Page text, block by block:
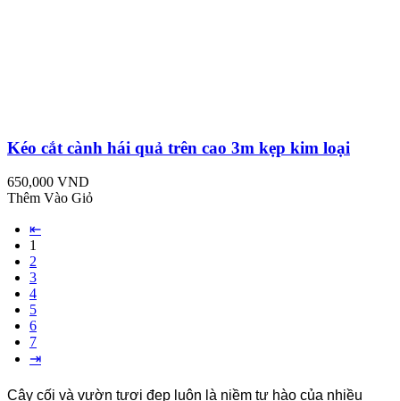
Kéo cắt cành hái quả trên cao 3m kẹp kim loại
650,000 VND
Thêm Vào Giỏ
⇤
1
2
3
4
5
6
7
⇥
Cây cối và vườn tươi đẹp luôn là niềm tự hào của nhiều